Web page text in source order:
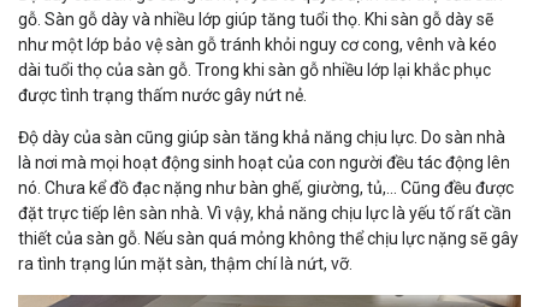
gỗ. Sàn gỗ dày và nhiều lớp giúp tăng tuổi thọ. Khi sàn gỗ dày sẽ
như một lớp bảo vệ sàn gỗ tránh khỏi nguy cơ cong, vênh và kéo
dài tuổi thọ của sàn gỗ. Trong khi sàn gỗ nhiều lớp lại khắc phục
được tình trạng thấm nước gây nứt nẻ.
Độ dày của sàn cũng giúp sàn tăng khả năng chịu lực. Do sàn nhà
là nơi mà mọi hoạt động sinh hoạt của con người đều tác động lên
nó. Chưa kể đồ đạc nặng như bàn ghế, giường, tủ,... Cũng đều được
đặt trực tiếp lên sàn nhà. Vì vậy, khả năng chịu lực là yếu tố rất cần
thiết của sàn gỗ. Nếu sàn quá mỏng không thể chịu lực nặng sẽ gây
ra tình trạng lún mặt sàn, thậm chí là nứt, vỡ.